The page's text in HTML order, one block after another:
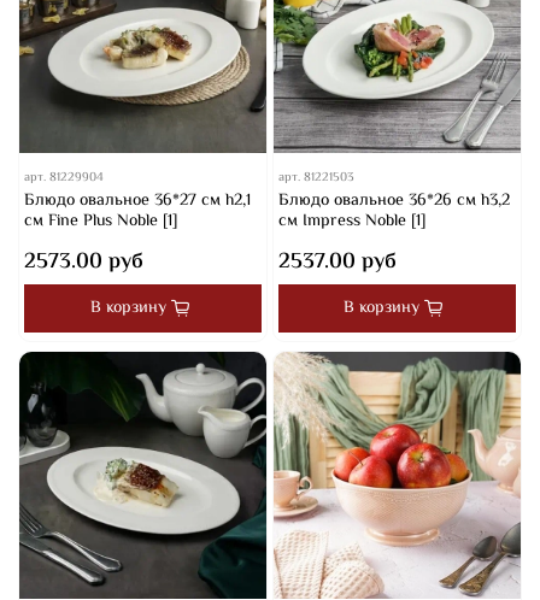
арт.81229904
Блюдо овальное 36*27 см h2,1
см Fine Plus Noble [1]
2573.00 руб
В корзину
арт.81221503
Блюдо овальное 36*26 см h3,2
см Impress Noble [1]
2537.00 руб
В корзину